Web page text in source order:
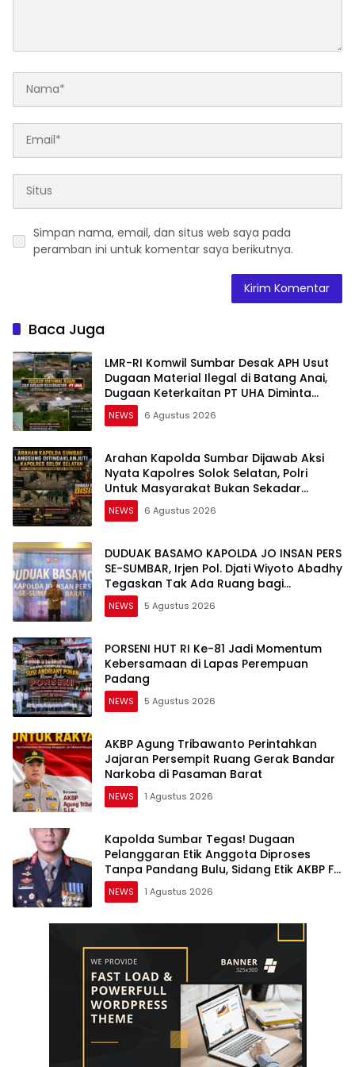
Simpan nama, email, dan situs web saya pada
peramban ini untuk komentar saya berikutnya.
Baca Juga
LMR-RI Komwil Sumbar Desak APH Usut
Dugaan Material Ilegal di Batang Anai,
Dugaan Keterkaitan PT UHA Diminta
Diselidiki Tuntas
NEWS 6 Agustus 2026
Arahan Kapolda Sumbar Dijawab Aksi
Nyata Kapolres Solok Selatan, Polri
Untuk Masyarakat Bukan Sekadar
Slogan
NEWS 6 Agustus 2026
DUDUAK BASAMO KAPOLDA JO INSAN PERS
SE-SUMBAR, Irjen Pol. Djati Wiyoto Abadhy
Tegaskan Tak Ada Ruang bagi
Pelanggar Hukum di Internal Polri
NEWS 5 Agustus 2026
PORSENI HUT RI Ke-81 Jadi Momentum
Kebersamaan di Lapas Perempuan
Padang
NEWS 5 Agustus 2026
AKBP Agung Tribawanto Perintahkan
Jajaran Persempit Ruang Gerak Bandar
Narkoba di Pasaman Barat
NEWS 1 Agustus 2026
Kapolda Sumbar Tegas! Dugaan
Pelanggaran Etik Anggota Diproses
Tanpa Pandang Bulu, Sidang Etik AKBP F
Dipercepat
NEWS 1 Agustus 2026